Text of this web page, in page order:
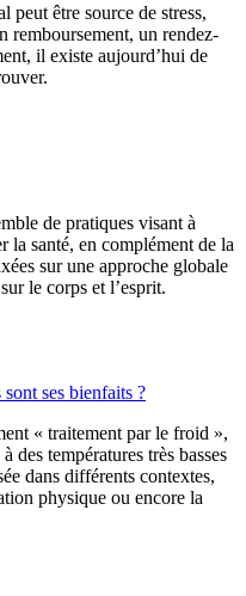
peut être source de stress,
remboursement, un rendez-
il existe aujourd’hui de
de pratiques visant à
la santé, en complément de la
sur une approche globale
le corps et l’esprit.
ses bienfaits ?
« traitement par le froid »,
des températures très basses
dans différents contextes,
physique ou encore la